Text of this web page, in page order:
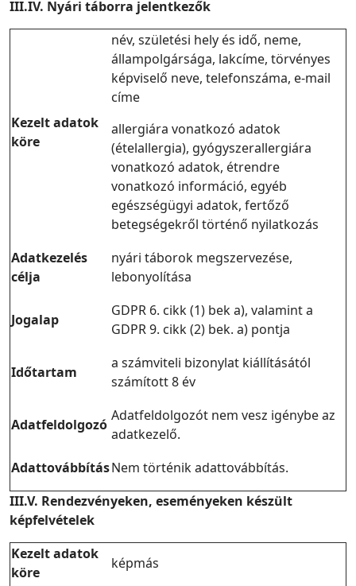
III.IV. Nyári táborra jelentkezők
Kezelt adatok
köre
név, születési hely és idő, neme,
állampolgársága, lakcíme, törvényes
képviselő neve, telefonszáma, e-mail
címe
allergiára vonatkozó adatok
(ételallergia), gyógyszerallergiára
vonatkozó adatok, étrendre
vonatkozó információ, egyéb
egészségügyi adatok, fertőző
betegségekről történő nyilatkozás
Adatkezelés
célja
nyári táborok megszervezése,
lebonyolítása
Jogalap
GDPR 6. cikk (1) bek a), valamint a
GDPR 9. cikk (2) bek. a) pontja
Időtartam
a számviteli bizonylat kiállításától
számított 8 év
Adatfeldolgozó
Adatfeldolgozót nem vesz igénybe az
adatkezelő.
AdattovábbításNem történik adattovábbítás.
III.V. Rendezvényeken, eseményeken készült
képfelvételek
Kezelt adatok
köre
képmás